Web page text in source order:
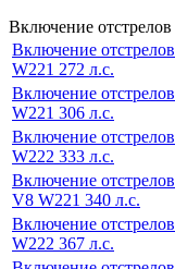
Включение отстрелов
Включение
W221 272 л.с.
Включение
W221 306 л.с.
Включение
W222 333 л.с.
Включение
V8 W221 340 л.с.
Включение
W222 367 л.с.